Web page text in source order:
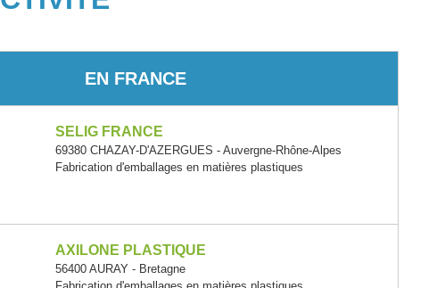
EN FRANCE
SELIG FRANCE
69380 CHAZAY-D'AZERGUES - Auvergne-Rhône-Alpes
Fabrication d'emballages en matières plastiques
AXILONE PLASTIQUE
56400 AURAY - Bretagne